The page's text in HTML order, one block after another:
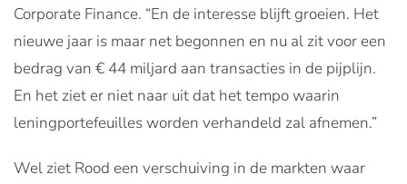
Corporate Finance. “En de interesse blijft groeien. Het
nieuwe jaar is maar net begonnen en nu al zit voor een
bedrag van € 44 miljard aan transacties in de pijplijn.
En het ziet er niet naar uit dat het tempo waarin
leningportefeuilles worden verhandeld zal afnemen.”
Wel ziet Rood een verschuiving in de markten waar